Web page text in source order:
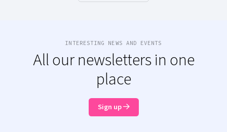
INTERESTING NEWS AND EVENTS
All our newsletters in one
place
Sign up